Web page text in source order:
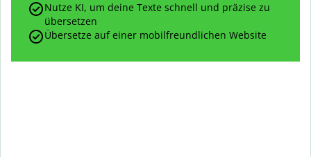
Nutze KI, um deine Texte schnell und präzise zu
übersetzen
Übersetze auf einer mobilfreundlichen Website